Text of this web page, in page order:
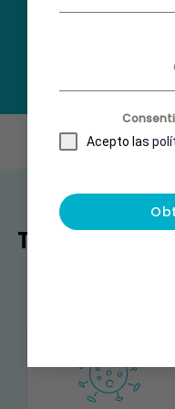
Acepto las
También